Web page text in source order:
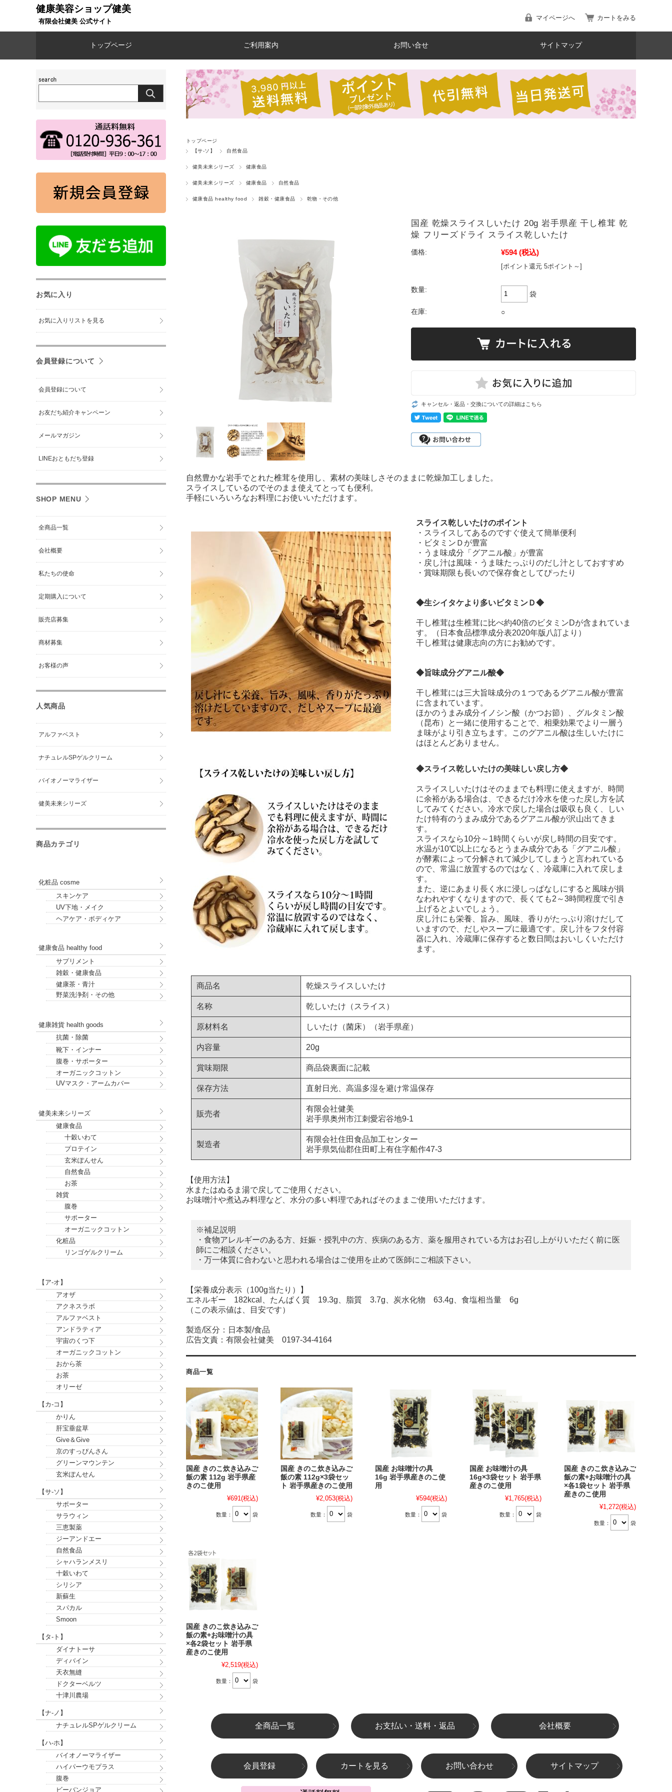
健康美容ショップ健美
有限会社健美 公式サイト マイページへ カートをみる
トップページ ご利用案内 お問い合せ サイトマップ
トップページ
【サ-ソ】
自然食品
健美未来シリーズ 健康食品
健美未来シリーズ 健康食品 自然食品
健康食品 healthy food 雑穀・健康食品 乾物・その他
国産 乾燥スライスしいたけ 20g 岩手県産 干し椎茸 乾
燥 フリーズドライ スライス乾しいたけ
価格: ¥594 (税込)
[ポイント還元 5ポイント～]
数量:
袋
在庫: ○
キャンセル・返品・交換についての詳細はこちら
自然豊かな岩手でとれた椎茸を使用し、素材の美味しさそのままに乾燥加工しました。
スライスしているのでそのまま使えてとっても便利。
手軽にいろいろなお料理にお使いいただけます。
スライス乾しいたけのポイント
・スライスしてあるのですぐ使えて簡単便利
・ビタミンＤが豊富
・うま味成分「グアニル酸」が豊富
・戻し汁は風味・うま味たっぷりのだし汁としておすすめ
・賞味期限も長いので保存食としてぴったり
◆生シイタケより多いビタミンＤ◆
干し椎茸は生椎茸に比べ約40倍のビタミンDが含まれていま
す。（日本食品標準成分表2020年版八訂より）
干し椎茸は健康志向の方にお勧めです。
◆旨味成分グアニル酸◆
干し椎茸には三大旨味成分の１つであるグアニル酸が豊富
に含まれています。
ほかのうまみ成分イノシン酸（かつお節）、グルタミン酸
（昆布）と一緒に使用することで、相乗効果でより一層う
ま味がより引き立ちます。このグアニル酸は生しいたけに
はほとんどありません。
◆スライス乾しいたけの美味しい戻し方◆
スライスしいたけはそのままでも料理に使えますが、時間
に余裕がある場合は、できるだけ冷水を使った戻し方を試
してみてください。冷水で戻した場合は吸収も良く、しい
たけ特有のうまみ成分であるグアニル酸が沢山出てきま
す。
スライスなら10分～1時間くらいが戻し時間の目安です。
水温が10℃以上になるとうまみ成分である「グアニル酸」
が酵素によって分解されて減少してしまうと言われている
ので、常温に放置するのではなく、冷蔵庫に入れて戻しま
す。
また、逆にあまり長く水に浸しっぱなしにすると風味が損
なわれやすくなりますので、長くても2～3時間程度で引き
上げるとよいでしょう。
戻し汁にも栄養、旨み、風味、香りがたっぷり溶けだして
いますので、だしやスープに最適です。戻し汁をフタ付容
器に入れ、冷蔵庫に保存すると数日間はおいしくいただけ
ます。
商品名 乾燥スライスしいたけ
名称 乾しいたけ（スライス）
原材料名 しいたけ（菌床）（岩手県産）
内容量 20g
賞味期限 商品袋裏面に記載
保存方法 直射日光、高温多湿を避け常温保存
販売者
有限会社健美
岩手県奥州市江刺愛宕谷地9-1
製造者
有限会社住田食品加工センター
岩手県気仙郡住田町上有住字船作47-3
【使用方法】
水またはぬるま湯で戻してご使用ください。
お味噌汁や煮込み料理など、水分の多い料理であればそのままご使用いただけます。
※補足説明
・食物アレルギーのある方、妊娠・授乳中の方、疾病のある方、薬を服用されている方はお召し上がりいただく前に医
師にご相談ください。
・万一体質に合わないと思われる場合はご使用を止めて医師にご相談下さい。
【栄養成分表示（100g当たり）】
エネルギー 182kcal、たんぱく質 19.3g、脂質 3.7g、炭水化物 63.4g、食塩相当量 6g
（この表示値は、目安です）
製造/区分：日本製/食品
広告文責：有限会社健美 0197-34-4164
商品一覧
国産 きのこ炊き込みご
飯の素 112g 岩手県産
きのこ使用
¥691(税込)
数量： 袋
国産 きのこ炊き込みご
飯の素 112g×3袋セッ
ト 岩手県産きのこ使用
¥2,053(税込)
数量： 袋
国産 お味噌汁の具
16g 岩手県産きのこ使
用
¥594(税込)
数量： 袋
国産 お味噌汁の具
16g×3袋セット 岩手県
産きのこ使用
¥1,765(税込)
数量： 袋
国産 きのこ炊き込みご
飯の素+お味噌汁の具
×各1袋セット 岩手県
産きのこ使用
¥1,272(税込)
数量： 袋
国産 きのこ炊き込みご
飯の素+お味噌汁の具
×各2袋セット 岩手県
産きのこ使用
¥2,519(税込)
数量： 袋
全商品一覧 お支払い・送料・返品 会社概要
会員登録 カートを見る お問い合わせ サイトマップ
お気に入り
お気に入りリストを見る
会員登録について
会員登録について
お友だち紹介キャンペーン
メールマガジン
LINEおともだち登録
SHOP MENU
全商品一覧
会社概要
私たちの使命
定期購入について
販売店募集
商材募集
お客様の声
人気商品
アルファベスト
ナチュレルSPゲルクリーム
バイオノーマライザー
健美未来シリーズ
商品カテゴリ
化粧品 cosme
スキンケア
UV下地・メイク
ヘアケア・ボディケア
健康食品 healthy food
サプリメント
雑穀・健康食品
健康茶・青汁
野菜洗浄剤・その他
健康雑貨 health goods
抗菌・除菌
靴下・インナー
腹巻・サポーター
オーガニックコットン
UVマスク・アームカバー
健美未来シリーズ
健康食品
十穀いわて
プロテイン
玄米ぽんせん
自然食品
お茶
雑貨
腹巻
サポーター
オーガニックコットン
化粧品
リンゴゲルクリーム
【ア-オ】
アオザ
アクネスラボ
アルファベスト
アンドラティア
宇宙のくつ下
オーガニックコットン
おから茶
お茶
オリーゼ
【カ-コ】
かりん
肝宝垂盆草
Give＆Give
京のすっぴんさん
グリーンマウンテン
玄米ぽんせん
【サ-ソ】
サポーター
サラウィン
三恵製薬
ジーアンドエー
自然食品
シャハランメスリ
十穀いわて
シリシア
新蘇生
スパカル
Smoon
【タ-ト】
ダイナトーサ
ディバイン
天衣無縫
ドクターベルツ
十津川農場
【ナ-ノ】
ナチュレルSPゲルクリーム
【ハ-ホ】
バイオノーマライザー
ハイパーウモプラス
腹巻
ビーバンジョア